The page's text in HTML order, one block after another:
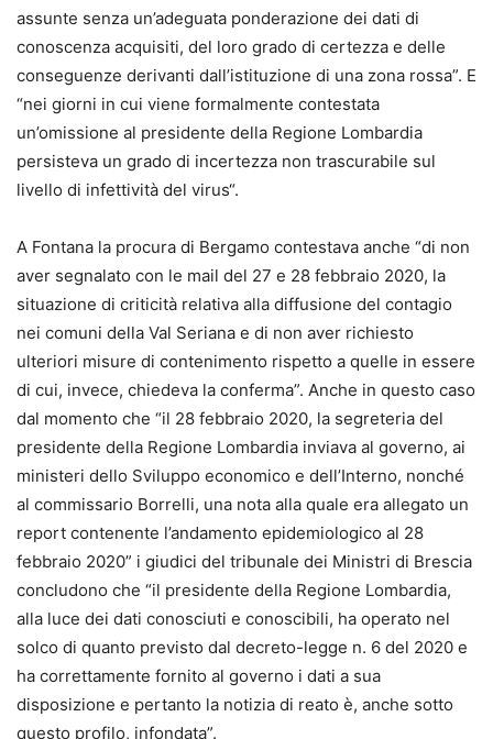
assunte senza un’adeguata ponderazione dei dati di
conoscenza acquisiti, del loro grado di certezza e delle
conseguenze derivanti dall’istituzione di una zona rossa”. E
“nei giorni in cui viene formalmente contestata
un’omissione al presidente della Regione Lombardia
persisteva un grado di incertezza non trascurabile sul
livello di infettività del virus“.
A Fontana la procura di Bergamo contestava anche “di non
aver segnalato con le mail del 27 e 28 febbraio 2020, la
situazione di criticità relativa alla diffusione del contagio
nei comuni della Val Seriana e di non aver richiesto
ulteriori misure di contenimento rispetto a quelle in essere
di cui, invece, chiedeva la conferma”. Anche in questo caso
dal momento che “il 28 febbraio 2020, la segreteria del
presidente della Regione Lombardia inviava al governo, ai
ministeri dello Sviluppo economico e dell’Interno, nonché
al commissario Borrelli, una nota alla quale era allegato un
report contenente l’andamento epidemiologico al 28
febbraio 2020” i giudici del tribunale dei Ministri di Brescia
concludono che “il presidente della Regione Lombardia,
alla luce dei dati conosciuti e conoscibili, ha operato nel
solco di quanto previsto dal decreto-legge n. 6 del 2020 e
ha correttamente fornito al governo i dati a sua
disposizione e pertanto la notizia di reato è, anche sotto
questo profilo, infondata”.